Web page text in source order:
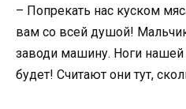
– Попрекать нас куском
вам со всей душой!
заводи машину. Ноги
будет! Считают они тут,